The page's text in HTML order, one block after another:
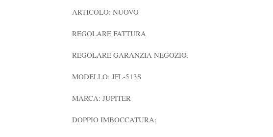
ARTICOLO: NUOVO
REGOLARE FATTURA
REGOLARE GARANZIA NEGOZIO.
MODELLO: JFL-513S
MARCA: JUPITER
DOPPIO IMBOCCATURA: